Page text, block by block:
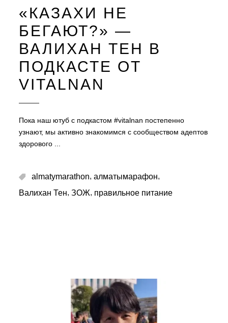
«КАЗАХИ НЕ
БЕГАЮТ?» —
ВАЛИХАН ТЕН В
ПОДКАСТЕ ОТ
VITALNAN
Пока наш ютуб с подкастом #vitalnan постепенно
узнают, мы активно знакомимся с сообществом адептов
здорового
almatymarathon, алматымарафон,
Валихан Тен, ЗОЖ, правильное питание